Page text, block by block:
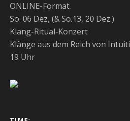
ONLINE-Format.
So. 06 Dez, (& So.13, 20 Dez.)
Klang-Ritual-Konzert
Klänge aus dem Reich von
19 Uhr